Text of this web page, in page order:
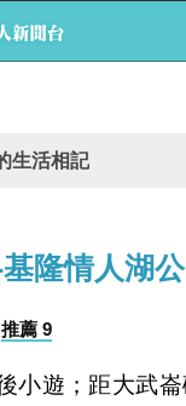
生活相記
隆情人湖
推薦 9
小遊；距大武